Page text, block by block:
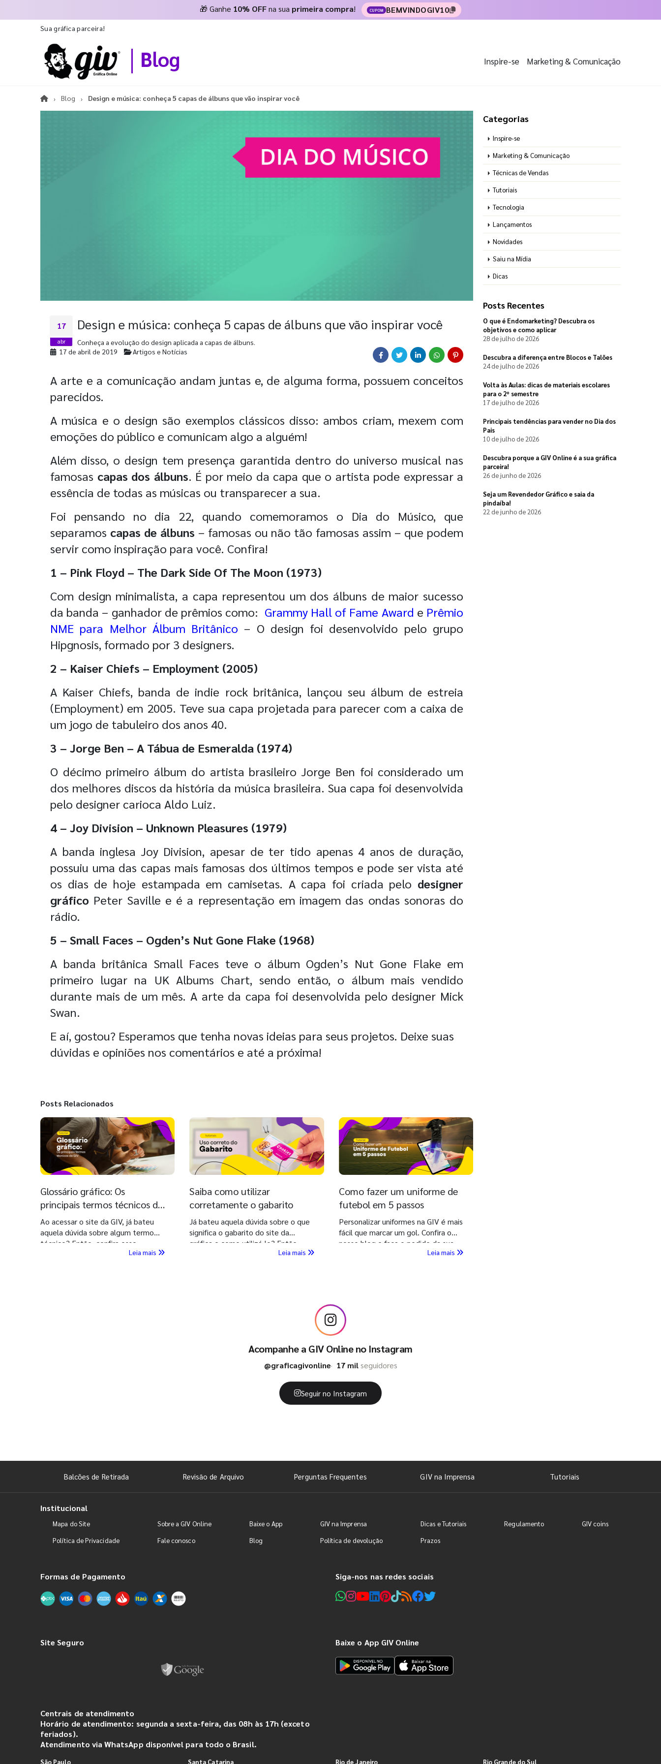
🎁 Ganhe 10% OFFna sua primeira compra! CUPOM BEMVINDOGIV10
Sua gráfica parceira!
Blog Inspire-se Marketing & Comunicação
Blog Design e música: conheça 5 capas de álbuns que vão inspirar você
17
abr
Design e música: conheça 5 capas de álbuns que vão inspirar você
Conheça a evolução do design aplicada a capas de álbuns.
17 de abril de 2019
Artigos e Notícias
A arte e a comunicação andam juntas e, de alguma forma, possuem conceitos
parecidos.
A música e o design são exemplos clássicos disso: ambos criam, mexem com
emoções do público e comunicam algo a alguém!
Além disso, o design tem presença garantida dentro do universo musical nas
famosas capas dos álbuns. É por meio da capa que o artista pode expressar a
essência de todas as músicas ou transparecer a sua.
Foi pensando no dia 22, quando comemoramos o Dia do Músico, que
separamos capas de álbuns – famosas ou não tão famosas assim – que podem
servir como inspiração para você. Confira!
1 – Pink Floyd – The Dark Side Of The Moon (1973)
Com design minimalista, a capa representou um dos álbuns de maior sucesso
da banda – ganhador de prêmios como: Grammy Hall of Fame Award e Prêmio
NME para Melhor Álbum Britânico – O design foi desenvolvido pelo grupo
Hipgnosis, formado por 3 designers.
2 – Kaiser Chiefs – Employment (2005)
A Kaiser Chiefs, banda de indie rock britânica, lançou seu álbum de estreia
(Employment) em 2005. Teve sua capa projetada para parecer com a caixa de
um jogo de tabuleiro dos anos 40.
3 – Jorge Ben – A Tábua de Esmeralda (1974)
O décimo primeiro álbum do artista brasileiro Jorge Ben foi considerado um
dos melhores discos da história da música brasileira. Sua capa foi desenvolvida
pelo designer carioca Aldo Luiz.
4 – Joy Division – Unknown Pleasures (1979)
A banda inglesa Joy Division, apesar de ter tido apenas 4 anos de duração,
possuiu uma das capas mais famosas dos últimos tempos e pode ser vista até
os dias de hoje estampada em camisetas. A capa foi criada pelo designer
gráfico Peter Saville e é a representação em imagem das ondas sonoras do
rádio.
5 – Small Faces – Ogden’s Nut Gone Flake (1968)
A banda britânica Small Faces teve o álbum Ogden’s Nut Gone Flake em
primeiro lugar na UK Albums Chart, sendo então, o álbum mais vendido
durante mais de um mês. A arte da capa foi desenvolvida pelo designer Mick
Swan.
E aí, gostou? Esperamos que tenha novas ideias para seus projetos. Deixe suas
dúvidas e opiniões nos comentários e até a próxima!
Posts Relacionados
Glossário gráfico: Os
principais termos técnicos da
GIV
Ao acessar o site da GIV, já bateu
aquela dúvida sobre algum termo
técnico? Então, confira esse
conteúdo imperdível que vaiLeia mais
Saiba como utilizar
corretamente o gabarito
Já bateu aquela dúvida sobre o que
significa o gabarito do site da
gráfica e como utilizá-lo? Então,
confira este conteúdo e esclareça
Leia mais
Como fazer um uniforme de
futebol em 5 passos
Personalizar uniformes na GIV é mais
fácil que marcar um gol. Confira o
nosso blog e faça o pedido da sua
equipe campeã com quem entende
Leia mais
Categorias
Inspire-se
Marketing & Comunicação
Técnicas de Vendas
Tutoriais
Tecnologia
Lançamentos
Novidades
Saiu na Mídia
Dicas
Posts Recentes
O que é Endomarketing? Descubra os
objetivos e como aplicar
28 de julho de 2026
Descubra a diferença entre Blocos e Talões
24 de julho de 2026
Volta às Aulas: dicas de materiais escolares
para o 2º semestre
17 de julho de 2026
Principais tendências para vender no Dia dos
Pais
10 de julho de 2026
Descubra porque a GIV Online é a sua gráfica
parceira!
26 de junho de 2026
Seja um Revendedor Gráfico e saia da
pindaíba!
22 de junho de 2026
Acompanhe a GIV Online no Instagram
@graficagivonline 17 milseguidores
Seguir no Instagram
Balcões de Retirada Revisão de Arquivo Perguntas Frequentes GIV na Imprensa Tutoriais
Institucional
Mapa do Site Sobre a GIV Online Baixe o App GIV na Imprensa Dicas e Tutoriais Regulamento
GIV coins
Política de Privacidade
Fale conosco Blog Política de devolução Prazos
Formas de Pagamento Siga-nos nas redes sociais
Site Seguro Baixe o App GIV Online
Centrais de atendimento
Horário de atendimento: segunda a sexta-feira, das 08h às 17h (exceto
feriados).
Atendimento via WhatsApp disponível para todo o Brasil.
São Paulo Santa Catarina Rio de Janeiro Rio Grande do Sul